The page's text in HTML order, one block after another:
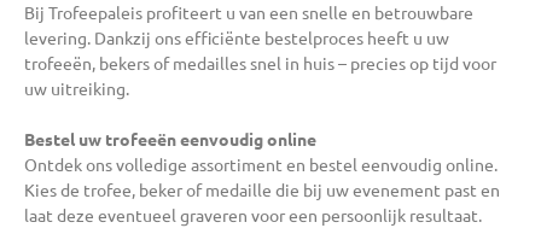
Bij Trofeepaleis profiteert u van een snelle en betrouwbare
levering. Dankzij ons efficiënte bestelproces heeft u uw
trofeeën, bekers of medailles snel in huis – precies op tijd voor
uw uitreiking.
Bestel uw trofeeën eenvoudig online
Ontdek ons volledige assortiment en bestel eenvoudig online.
Kies de trofee, beker of medaille die bij uw evenement past en
laat deze eventueel graveren voor een persoonlijk resultaat.